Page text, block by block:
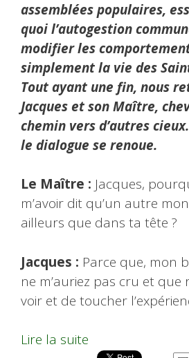
assemblées populaires,
quoi l’autogestion
modifier les
simplement la vie des
Tout ayant une fin, nous
Jacques et son Maître,
chemin vers d’autres
le dialogue se renoue.
Le Maître : Jacques,
m’avoir dit qu’un autre
ailleurs que dans ta tête ?
Jacques : Parce que, mon
ne m’auriez pas cru et que
voir et de toucher
Lire la suite